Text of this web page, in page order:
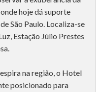
hoje dá suporte
São Paulo. Localiza-se
Estação Júlio Prestes
na região, o Hotel
posicionado para